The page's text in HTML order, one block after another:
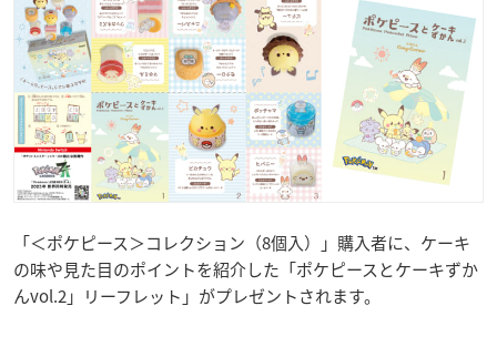
「＜ポケピース＞コレクション（8個入）」購入者に、ケーキ
の味や見た目のポイントを紹介した「ポケピースとケーキずか
んvol.2」リーフレット」がプレゼントされます。